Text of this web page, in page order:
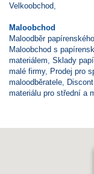
Velkoobchod
Maloobchod
Maloodběr
Maloobchod s
materiálem Sklady
malé firmy, Prodej pro
maloodběratele
materiálu pro střední a